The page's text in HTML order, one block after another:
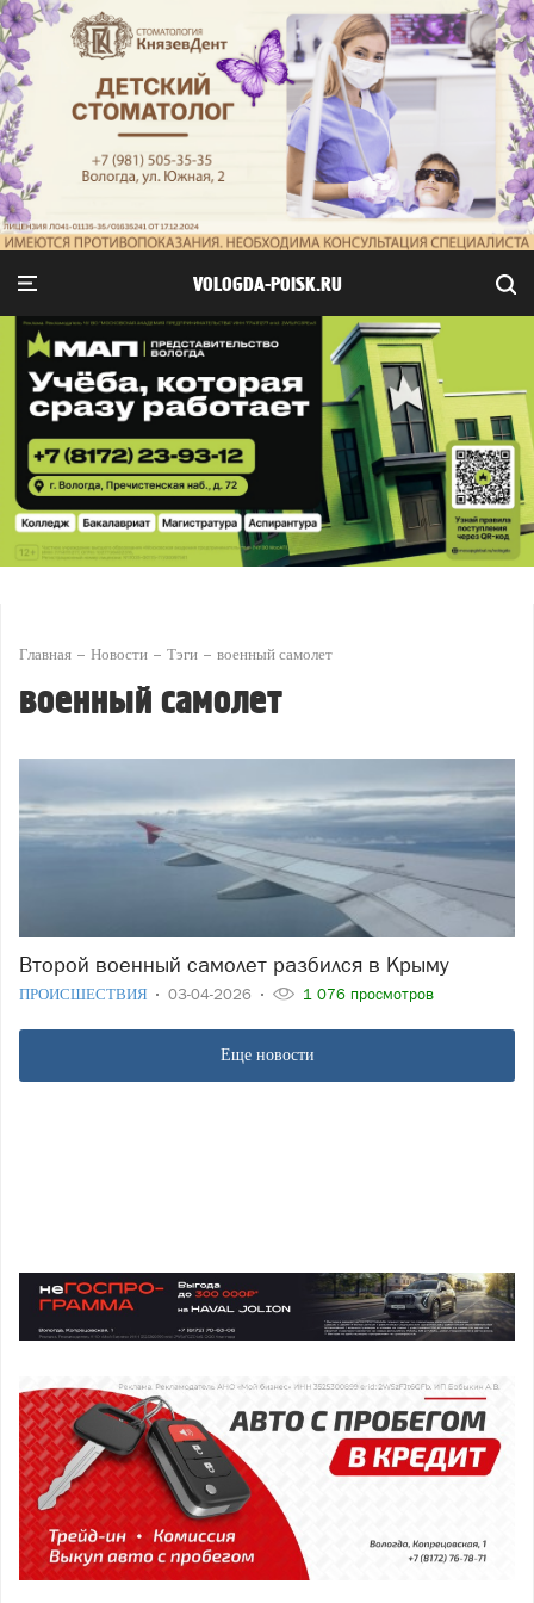
VOLOGDA-POISK.RU
Главная Новости Тэги военный самолет
военный самолет
Второй военный самолет разбился в Крыму
ПРОИСШЕСТВИЯ 03-04-2026 1 076 просмотров
Еще новости